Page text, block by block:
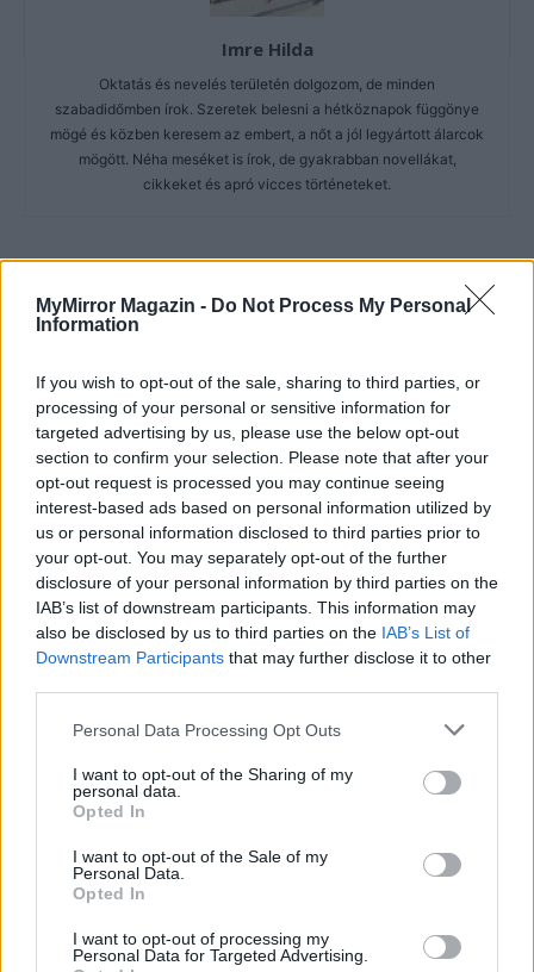
MyMirror Magazin - Do Not Process My Personal
Information
If you wish to opt-out of the sale, sharing to third parties, or
processing of your personal or sensitive information for
targeted advertising by us, please use the below opt-out
section to confirm your selection. Please note that after your
opt-out request is processed you may continue seeing
interest-based ads based on personal information utilized by
us or personal information disclosed to third parties prior to
your opt-out. You may separately opt-out of the further
disclosure of your personal information by third parties on the
IAB’s list of downstream participants. This information may
also be disclosed by us to third parties on the IAB’s List of
Downstream Participants that may further disclose it to other
Personal Data Processing Opt Outs
I want to opt-out of the Sharing of my
personal data.
Opted In
I want to opt-out of the Sale of my
Personal Data.
Opted In
I want to opt-out of processing my
Personal Data for Targeted Advertising.
Imre Hilda
Oktatás és nevelés területén dolgozom, de minden
szabadidőmben írok. Szeretek belesni a hétköznapok függönye
mögé és közben keresem az embert, a nőt a jól legyártott álarcok
mögött. Néha meséket is írok, de gyakrabban novellákat,
cikkeket és apró vicces történeteket.
KAPCSOLÓDÓ CIKKEK TÖBB A SZERZŐTŐL
Minka 13. rész
Halál a Tresco-szigeten – A Josh
Clayton-ügy
HOZZÁSZÓLOK A CIKKHEZ